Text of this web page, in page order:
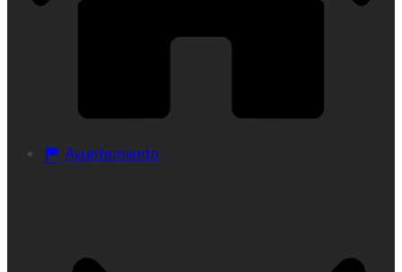
Ayuntamiento